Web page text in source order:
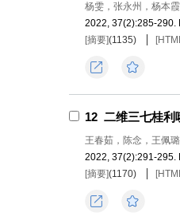
杨雯，张永州，杨本霞
2022, 37(2):285-290.
[摘要](1135)
12 二维三七桂利
王春茹，陈念，王佩
2022, 37(2):291-295.
[摘要](1170)